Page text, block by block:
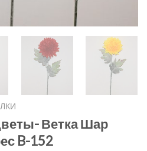
Ветка Шар
B-152